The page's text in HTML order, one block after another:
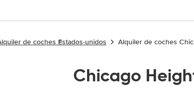
de coches Estados-unidos Alquiler de coches
Chicago